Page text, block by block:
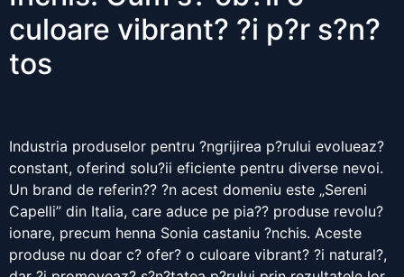
culoare vibrant? ?i p?r s?n?
tos
Industria produselor pentru ?ngrijirea p?rului evolueaz?
constant, oferind solu?ii eficiente pentru diverse nevoi.
Un brand de referin?? ?n acest domeniu este „Sereni
Capelli” din Italia, care aduce pe pia?? produse revolu?
ionare, precum henna Sonia castaniu ?nchis. Aceste
produse nu doar c? ofer? o culoare vibrant? ?i natural?,